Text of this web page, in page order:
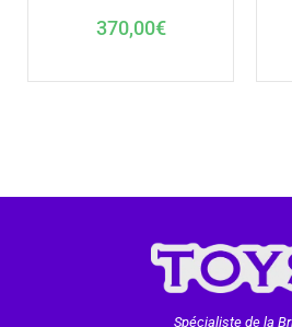
370,00€
Spécialiste de la